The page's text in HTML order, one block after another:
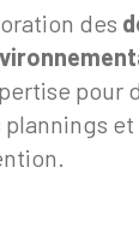
des
pour